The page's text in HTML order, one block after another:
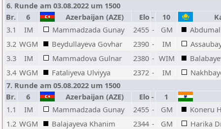
6. Runde am 03.08.2022 um 1500
Br.
6 Azerbaijan (AZE) Elo - 10
3.1
IM Mammadzada Gunay 2455 - GM
3.2 WGM Beydullayeva Govhar 2390 - IM
3.3
IM Mammadova Gulnar 2380 - WIM
3.4 WGM Fataliyeva Ulviyya 2372 - IM
7. Runde am 05.08.2022 um 1500
Br.
6 Azerbaijan (AZE) Elo -
1
1.1
IM Mammadzada Gunay 2455 - GM
Koneru
1.2 WGM Balajayeva Khanim 2344 - GM
Harika